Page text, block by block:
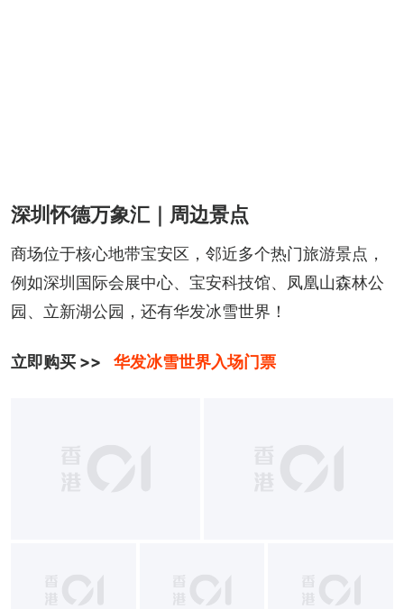
深圳怀德万象汇｜周边景点
商场位于核心地带宝安区，邻近多个热门旅游景点，
例如深圳国际会展中心、宝安科技馆、凤凰山森林公
园、立新湖公园，还有华发冰雪世界！
立即购买 >> 华发冰雪世界入场门票